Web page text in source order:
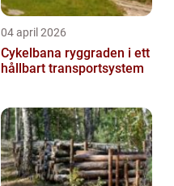
04 april 2026
Cykelbana ryggraden i ett
hållbart transportsystem